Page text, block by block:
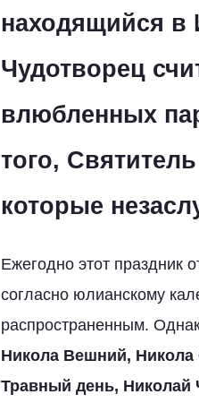
находящийся в
Чудотворец
влюбленных
того,
которые
Ежегодно этот праздник
согласно юлианскому
распространенным.
Никола Вешний, Никола
Травный день, Николай